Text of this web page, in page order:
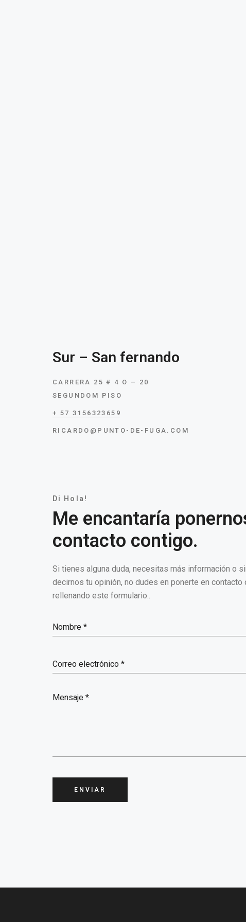
Sur – San fernando
CARRERA 25 # 4 O – 20
SEGUNDOM PISO
+ 57 3156323659
RICARDO@PUNTO-DE-FUGA.COM
Di Hola!
Me encantaría
contacto contigo.
Si tienes alguna duda, necesitas más información o
decirnos tu opinión, no dudes en ponerte en contacto
rellenando este formulario..
ENVIAR